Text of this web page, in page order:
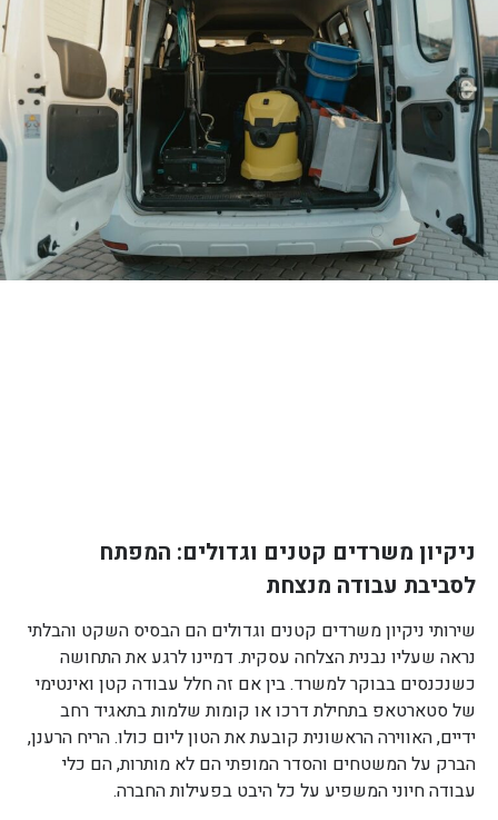
ניקיון משרדים קטנים וגדולים: המפתח
לסביבת עבודה מנצחת
שירותי ניקיון משרדים קטנים וגדולים הם הבסיס השקט והבלתי
נראה שעליו נבנית הצלחה עסקית. דמיינו לרגע את התחושה
כשנכנסים בבוקר למשרד. בין אם זה חלל עבודה קטן ואינטימי
של סטארטאפ בתחילת דרכו או קומות שלמות בתאגיד רחב
ידיים, האווירה הראשונית קובעת את הטון ליום כולו. הריח הרענן,
הברק על המשטחים והסדר המופתי הם לא מותרות, הם כלי
עבודה חיוני המשפיע על כל היבט בפעילות החברה.